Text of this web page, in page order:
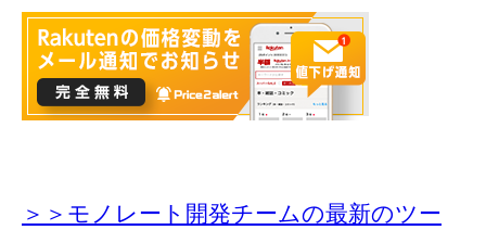
＞＞モノレート開発チームの最新のツー